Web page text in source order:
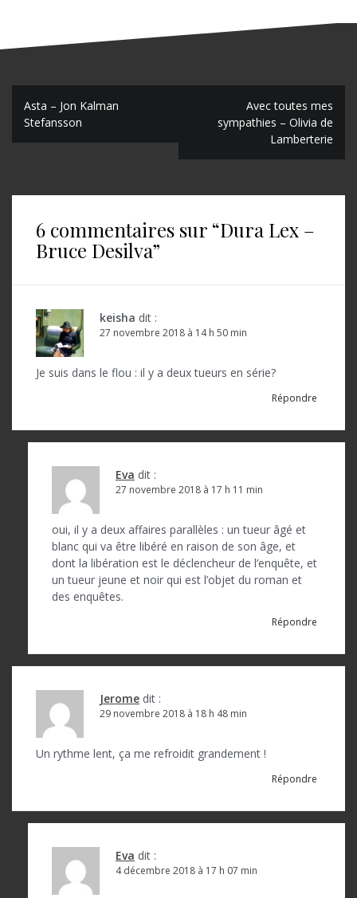
N
a
i
l
Asta – Jon Kalman
Stefansson
Avec toutes mes
sympathies – Olivia de
Lamberterie
6 commentaires sur “Dura Lex –
Bruce Desilva”
keisha dit :
27 novembre 2018 à 14 h 50 min
Je suis dans le flou : il y a deux tueurs en série?
Répondre
Eva dit :
27 novembre 2018 à 17 h 11 min
oui, il y a deux affaires parallèles : un tueur âgé et
blanc qui va être libéré en raison de son âge, et
dont la libération est le déclencheur de l’enquête, et
un tueur jeune et noir qui est l’objet du roman et
des enquêtes.
Répondre
Jerome dit :
29 novembre 2018 à 18 h 48 min
Un rythme lent, ça me refroidit grandement !
Répondre
Eva dit :
4 décembre 2018 à 17 h 07 min